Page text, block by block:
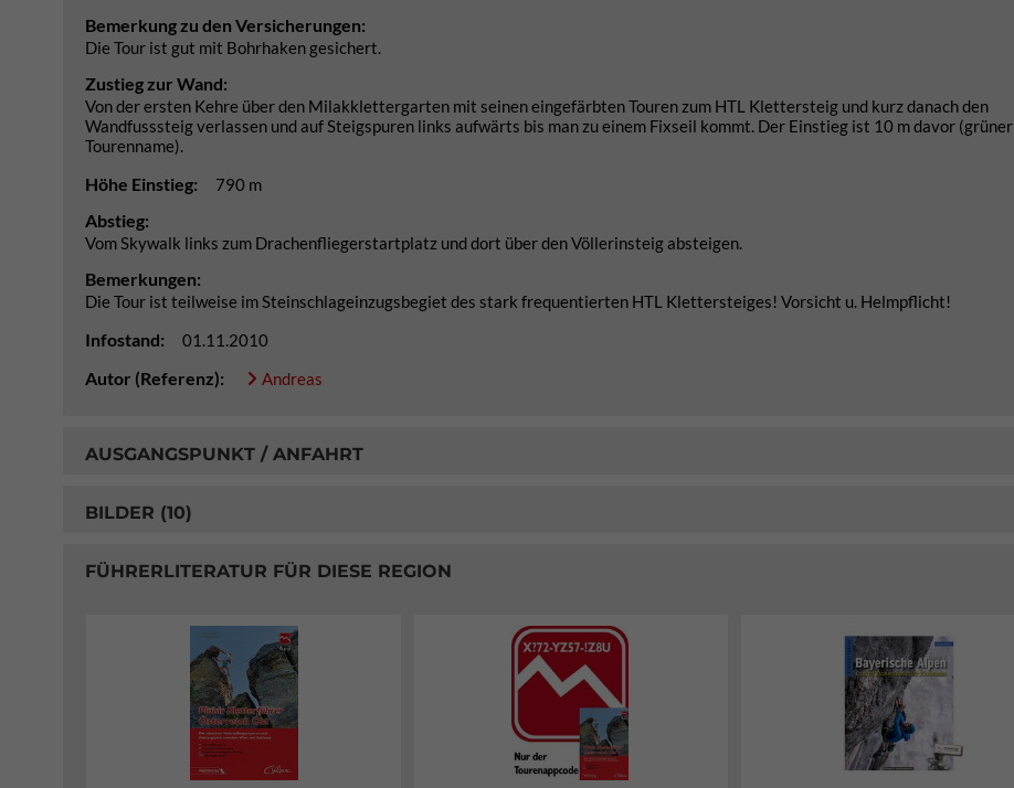
Bemerkung zu den Versicherungen:
Die Tour ist gut mit Bohrhaken gesichert.
Zustieg zur Wand:
Von der ersten Kehre über den Milakklettergarten mit seinen eingefärbten Touren zum HTL Klettersteig und kurz danach den
Wandfusssteig verlassen und auf Steigspuren links aufwärts bis man zu einem Fixseil kommt. Der Einstieg ist 10 m davor (grüner
Tourenname).
Höhe Einstieg: 790 m
Abstieg:
Vom Skywalk links zum Drachenfliegerstartplatz und dort über den Völlerinsteig absteigen.
Bemerkungen:
Die Tour ist teilweise im Steinschlageinzugsbegiet des stark frequentierten HTL Klettersteiges! Vorsicht u. Helmpflicht!
Infostand: 01.11.2010
Autor (Referenz): Andreas
AUSGANGSPUNKT / ANFAHRT
BILDER (10)
FÜHRERLITERATUR FÜR DIESE REGION